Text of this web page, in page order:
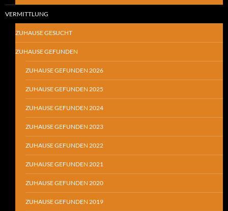
VERMITTLUNG
ZUHAUSE GESUCHT
ZUHAUSE GEFUNDEN
ZUHAUSE GEFUNDEN 2026
ZUHAUSE GEFUNDEN 2025
ZUHAUSE GEFUNDEN 2024
ZUHAUSE GEFUNDEN 2023
ZUHAUSE GEFUNDEN 2022
ZUHAUSE GEFUNDEN 2021
ZUHAUSE GEFUNDEN 2020
ZUHAUSE GEFUNDEN 2019